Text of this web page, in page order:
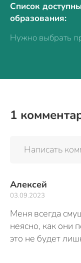
Список
образования:
Нужно выбрать
1
Написать
Алексей
03.09.2023
Меня всегда
неясно, как они
это не будет